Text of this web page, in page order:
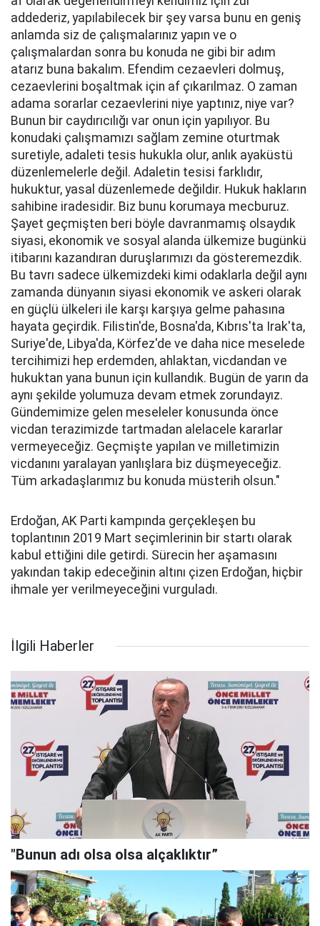
addederiz, yapılabilecek bir şey varsa bunu en geniş
anlamda siz de çalışmalarınız yapın ve o
çalışmalardan sonra bu konuda ne gibi bir adım
atarız buna bakalım. Efendim cezaevleri dolmuş,
cezaevlerini boşaltmak için af çıkarılmaz. O zaman
adama sorarlar cezaevlerini niye yaptınız, niye var?
Bunun bir caydırıcılığı var onun için yapılıyor. Bu
konudaki çalışmamızı sağlam zemine oturtmak
suretiyle, adaleti tesis hukukla olur, anlık ayaküstü
düzenlemelerle değil. Adaletin tesisi farklıdır,
hukuktur, yasal düzenlemede değildir. Hukuk hakların
sahibine iradesidir. Biz bunu korumaya mecburuz.
Şayet geçmişten beri böyle davranmamış olsaydık
siyasi, ekonomik ve sosyal alanda ülkemize bugünkü
itibarını kazandıran duruşlarımızı da gösteremezdik.
Bu tavrı sadece ülkemizdeki kimi odaklarla değil aynı
zamanda dünyanın siyasi ekonomik ve askeri olarak
en güçlü ülkeleri ile karşı karşıya gelme pahasına
hayata geçirdik. Filistin'de, Bosna'da, Kıbrıs'ta Irak'ta,
Suriye'de, Libya'da, Körfez'de ve daha nice meselede
tercihimizi hep erdemden, ahlaktan, vicdandan ve
hukuktan yana bunun için kullandık. Bugün de yarın da
aynı şekilde yolumuza devam etmek zorundayız.
Gündemimize gelen meseleler konusunda önce
vicdan terazimizde tartmadan alelacele kararlar
vermeyeceğiz. Geçmişte yapılan ve milletimizin
vicdanını yaralayan yanlışlara biz düşmeyeceğiz.
Tüm arkadaşlarımız bu konuda müsterih olsun."
Erdoğan, AK Parti kampında gerçekleşen bu
toplantının 2019 Mart seçimlerinin bir startı olarak
kabul ettiğini dile getirdi. Sürecin her aşamasını
yakından takip edeceğinin altını çizen Erdoğan, hiçbir
ihmale yer verilmeyeceğini vurguladı.
İlgili Haberler
"Bunun adı olsa olsa alçaklıktır”